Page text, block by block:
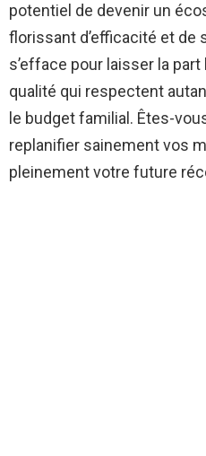
potentiel de devenir un
florissant d’efficacité et de
s’efface pour laisser la
qualité qui respectent
le budget familial. Êtes-
replanifier sainement vos
pleinement votre future